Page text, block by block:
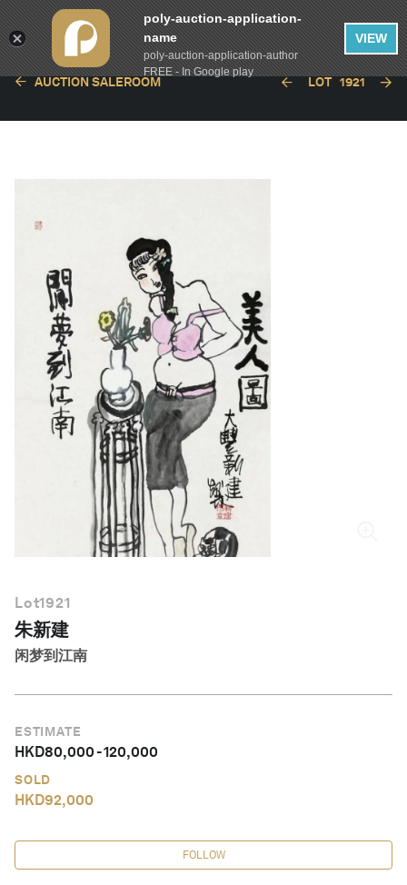
AUCTION SALEROOM LOT 1921
Lot1921
朱新建
闲梦到江南
ESTIMATE
HKD80,000-120,000
SOLD
HKD92,000
FOLLOW
poly-auction-application-
name
poly-auction-application-author
FREE - In Google play
VIEW